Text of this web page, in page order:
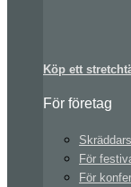
Köp ett
För företag
För
För